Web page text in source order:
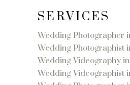
SERVICES
Wedding Photographer
Wedding Photographist
Wedding Videography
Wedding Videographist